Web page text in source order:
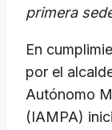
primera
En
por el
Autónomo
(IAMPA)